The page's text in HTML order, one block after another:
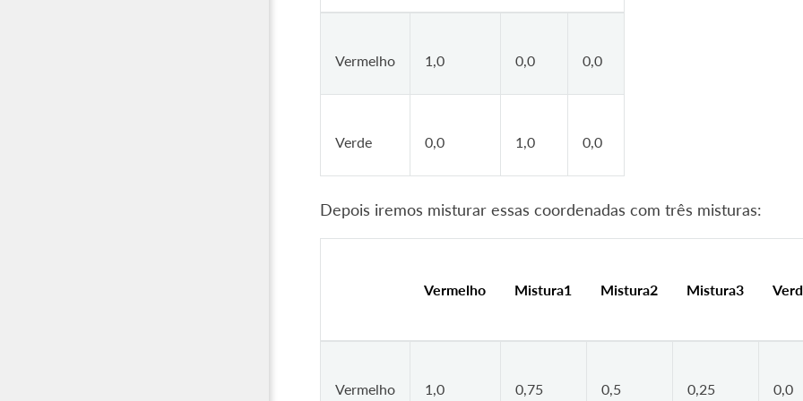
Vermelho 1,0 0,0 0,0
Verde 0,0 1,0 0,0
Depois iremos misturar essas coordenadas com três misturas:
Vermelho Mistura1 Mistura2 Mistura3
Vermelho 1,0 0,75 0,5 0,25 0,0